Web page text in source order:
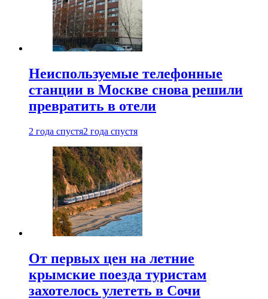
Неиспользуемые телефонные
станции в Москве снова решили
превратить в отели
2 года спустя2 года спустя
От первых цен на летние
крымские поезда туристам
захотелось улететь в Сочи